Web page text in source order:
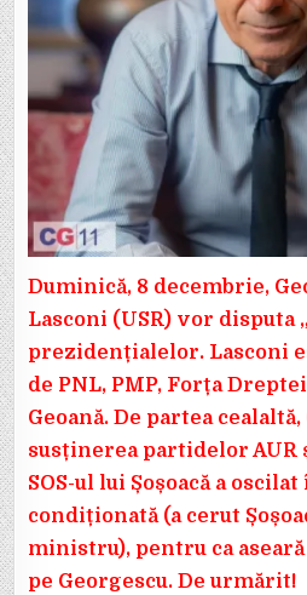
Duminică, 8 decembrie,
Lasconi (USR) vor disputa
prezidențialelor. Lasconi
de PNL, PMP, Forța
Geoană. De partea
susținerea partidelor AUR
SOS-ul lui Șoșoacă a
condiționată (a cerut
ministru), pentru ca aseară
pe Georgescu. De urmărit!